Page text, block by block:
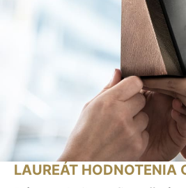
LAUREÁT HODNOTENIA